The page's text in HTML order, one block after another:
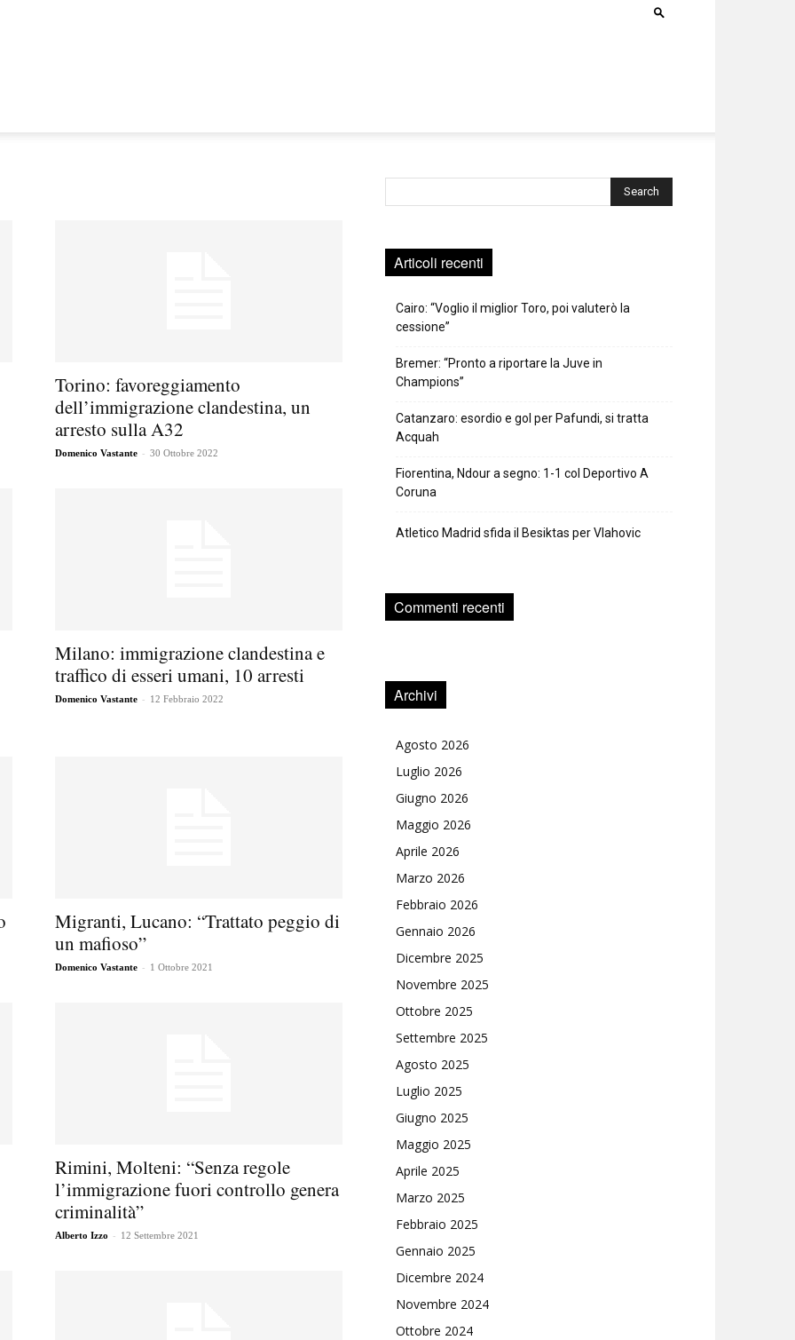
Torino: favoreggiamento
dell’immigrazione clandestina, un
arresto sulla A32
Domenico Vastante - 30 Ottobre 2022
Milano: immigrazione clandestina e
traffico di esseri umani, 10 arresti
Domenico Vastante - 12 Febbraio 2022
Migranti, Lucano: “Trattato peggio di
un mafioso”
Domenico Vastante - 1 Ottobre 2021
Rimini, Molteni: “Senza regole
l’immigrazione fuori controllo genera
criminalità”
Alberto Izzo - 12 Settembre 2021
Articoli recenti
Cairo: “Voglio il miglior Toro, poi valuterò la
cessione”
Bremer: “Pronto a riportare la Juve in
Champions”
Catanzaro: esordio e gol per Pafundi, si tratta
Acquah
Fiorentina, Ndour a segno: 1-1 col Deportivo A
Coruna
Atletico Madrid sfida il Besiktas per Vlahovic
Commenti recenti
Archivi
Agosto 2026
Luglio 2026
Giugno 2026
Maggio 2026
Aprile 2026
Marzo 2026
Febbraio 2026
Gennaio 2026
Dicembre 2025
Novembre 2025
Ottobre 2025
Settembre 2025
Agosto 2025
Luglio 2025
Giugno 2025
Maggio 2025
Aprile 2025
Marzo 2025
Febbraio 2025
Gennaio 2025
Dicembre 2024
Novembre 2024
Ottobre 2024